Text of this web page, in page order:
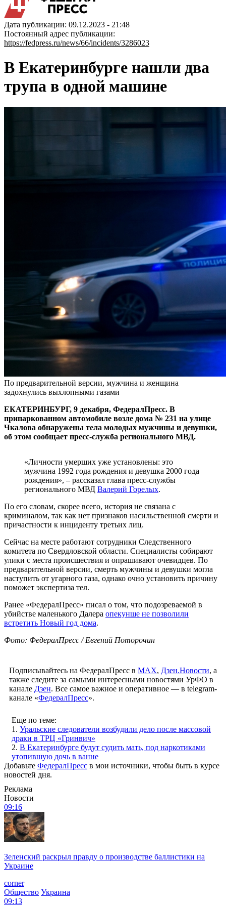
Дата публикации: 09.12.2023 - 21:48
Постоянный адрес публикации:
https://fedpress.ru/news/66/incidents/3286023
В Екатеринбурге нашли два
трупа в одной машине
По предварительной версии, мужчина и женщина
задохнулись выхлопными газами
ЕКАТЕРИНБУРГ, 9 декабря, ФедералПресс. В
припаркованном автомобиле возле дома № 231 на улице
Чкалова обнаружены тела молодых мужчины и девушки,
об этом сообщает пресс-служба регионального МВД.
«Личности умерших уже установлены: это
мужчина 1992 года рождения и девушка 2000 года
рождения», – рассказал глава пресс-службы
регионального МВД Валерий Горелых.
По его словам, скорее всего, история не связана с
криминалом, так как нет признаков насильственной смерти и
причастности к инциденту третьих лиц.
Сейчас на месте работают сотрудники Следственного
комитета по Свердловской области. Специалисты собирают
улики с места происшествия и опрашивают очевидцев. По
предварительной версии, смерть мужчины и девушки могла
наступить от угарного газа, однако очно установить причину
поможет экспертиза тел.
Ранее «ФедералПресс» писал о том, что подозреваемой в
убийстве маленького Далера опекунше не позволили
встретить Новый год дома.
Фото: ФедералПресс / Евгений Поторочин
Подписывайтесь на ФедералПресс в МАХ, Дзен.Новости, а
также следите за самыми интересными новостями УрФО в
канале Дзен. Все самое важное и оперативное — в telegram-
канале «ФедералПресс».
Еще по теме:
1. Уральские следователи возбудили дело после массовой
драки в ТРЦ «Гринвич»
2. В Екатеринбурге будут судить мать, под наркотиками
утопившую дочь в ванне
Добавьте ФедералПресс в мои источники, чтобы быть в курсе
новостей дня.
Реклама
Новости
09:16
Зеленский раскрыл правду о производстве баллистики на
Украине
corner
Общество Украина
09:13